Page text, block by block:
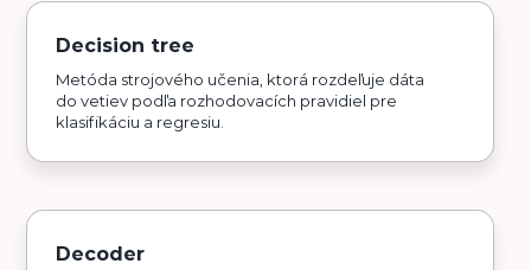
Decision tree
Metóda strojového učenia, ktorá rozdeľuje dáta
do vetiev podľa rozhodovacích pravidiel pre
klasifikáciu a regresiu.
Decoder